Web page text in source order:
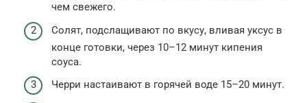
чем свежего.
Солят, подслащивают по вкусу, вливая уксус в
конце готовки, через 10–12 минут кипения
соуса.
Черри настаивают в горячей воде 15–20 минут.